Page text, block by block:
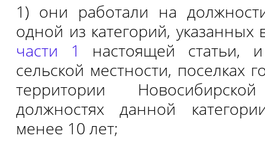
1) они работали на
одной из категорий, указанных
части 1
настоящей статьи,
сельской местности, поселках
территории
должностях данной
менее 10 лет;